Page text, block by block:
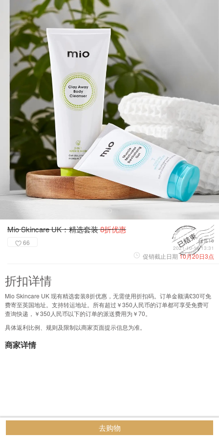
Mio Skincare UK：精选套装8折优惠
66
已售16
2021-10-16 13:31
促销截止日期10月20日3点
折扣详情
Mio Skincare UK 现有精选套装8折优惠，无需使用折扣码。订单金额满£30可免
费寄至英国地址。支持转运地址。所有超过￥350人民币的订单都可享受免费可
查询快递，￥350人民币以下的订单的派送费用为￥70。
具体返利比例、规则及限制以商家页面提示信息为准。
商家详情
去购物